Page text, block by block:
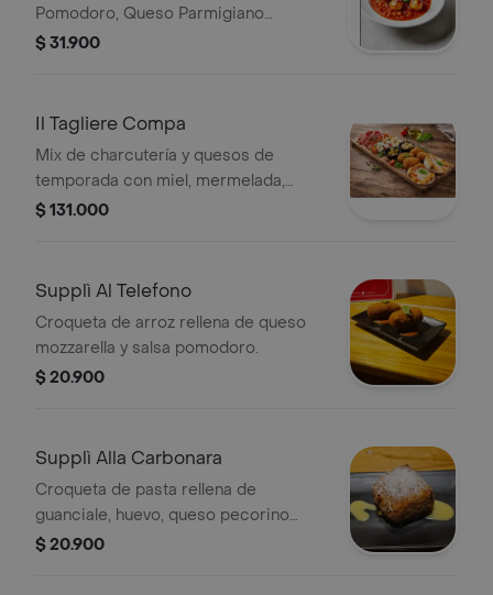
Pomodoro, Queso Parmigiano
Reggiano Y Albahca, Acompanado
$ 31.900
Il Tagliere Compa
Mix de charcutería y quesos de
temporada con miel, mermelada,
aceitunas, vegetales encurtidos y
$ 131.000
Supplì Al Telefono
Croqueta de arroz rellena de queso
mozzarella y salsa pomodoro.
$ 20.900
Supplì Alla Carbonara
Croqueta de pasta rellena de
guanciale, huevo, queso pecorino
romano y parmigiano reggiano
$ 20.900